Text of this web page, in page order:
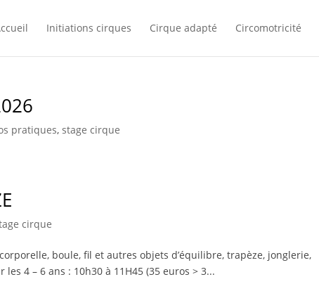
Initiations cirques Cirque adapté Circomotricité
pratiques,stage cirque
cirque
boule, fil et autres objets d’équilibre, trapèze, jonglerie,
4 – 6 ans : 10h30 à 11H45 (35 euros > 3...